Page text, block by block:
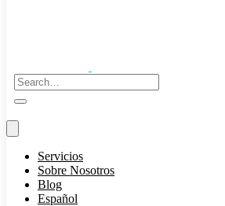
Servicios
Sobre Nosotros
Blog
Español